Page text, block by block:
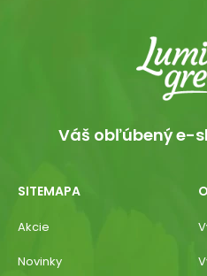
Váš obľúbený e-
SITEMAPA
Akcie
Novinky